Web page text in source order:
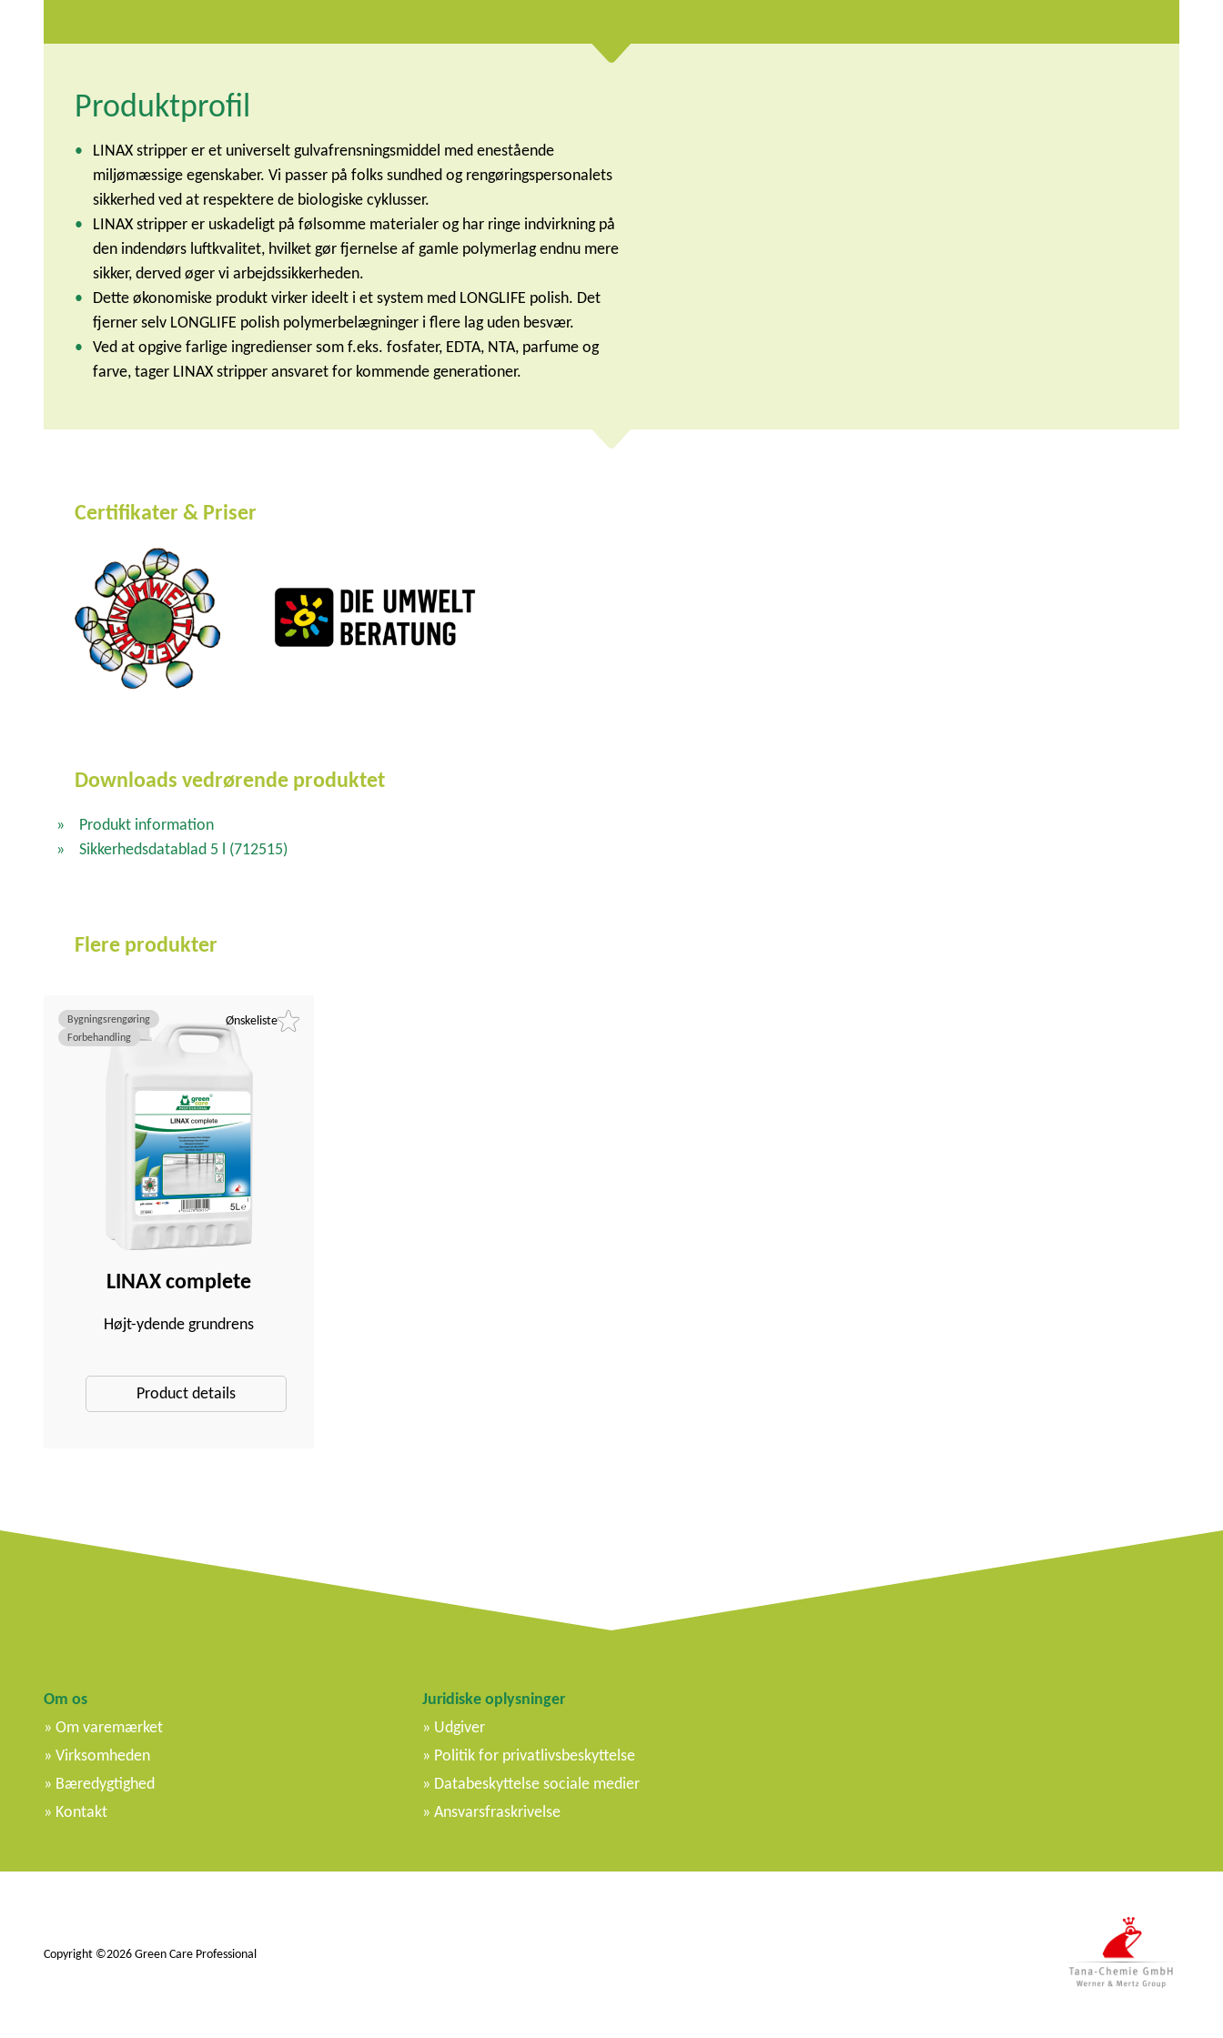
Produktprofil
LINAX stripper er et universelt gulvafrensningsmiddel med enestående
miljømæssige egenskaber. Vi passer på folks sundhed og rengøringspersonalets
sikkerhed ved at respektere de biologiske cyklusser.
LINAX stripper er uskadeligt på følsomme materialer og har ringe indvirkning på
den indendørs luftkvalitet, hvilket gør fjernelse af gamle polymerlag endnu mere
sikker, derved øger vi arbejdssikkerheden.
Dette økonomiske produkt virker ideelt i et system med LONGLIFE polish. Det
fjerner selv LONGLIFE polish polymerbelægninger i flere lag uden besvær.
Ved at opgive farlige ingredienser som f.eks. fosfater, EDTA, NTA, parfume og
farve, tager LINAX stripper ansvaret for kommende generationer.
Certifikater & Priser
Downloads vedrørende produktet
Produkt information
Sikkerhedsdatablad 5 l (712515)
Flere produkter
Ønskeliste
LINAX complete
Højt-ydende grundrens
Bygningsrengøring
Forbehandling
Product details
Om os
Om varemærket
Virksomheden
Bæredygtighed
Kontakt
Juridiske oplysninger
Udgiver
Politik for privatlivsbeskyttelse
Databeskyttelse sociale medier
Ansvarsfraskrivelse
Copyright ©2026 Green Care Professional